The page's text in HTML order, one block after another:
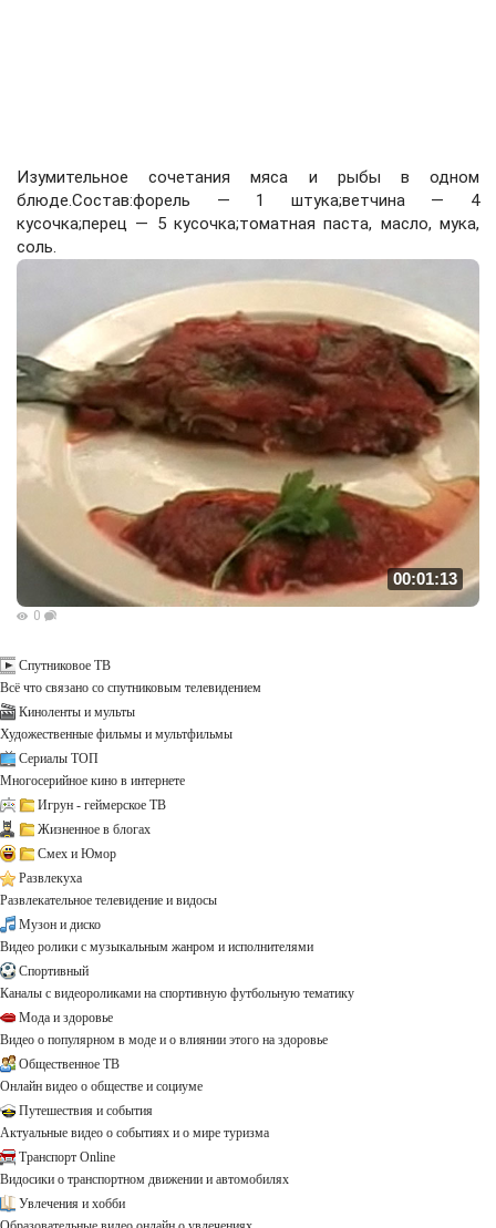
Изумительное сочетания мяса и рыбы в одном
блюде.Состав:форель — 1 штука;ветчина — 4
кусочка;перец — 5 кусочка;томатная паста, масло, мука,
соль.
00:01:13
0
Спутниковое ТВ
Всё что связано со спутниковым телевидением
Киноленты и мульты
Художественные фильмы и мультфильмы
Сериалы ТОП
Многосерийное кино в интернете
Игрун - геймерское ТВ
Жизненное в блогах
Смех и Юмор
Развлекуха
Развлекательное телевидение и видосы
Музон и диско
Видео ролики с музыкальным жанром и исполнителями
Спортивный
Каналы с видеороликами на спортивную футбольную тематику
Мода и здоровье
Видео о популярном в моде и о влиянии этого на здоровье
Общественное ТВ
Онлайн видео о обществе и социуме
Путешествия и события
Актуальные видео о событиях и о мире туризма
Транспорт Online
Видосики о транспортном движении и автомобилях
Увлечения и хобби